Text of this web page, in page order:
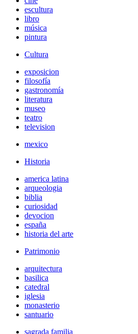
escultura
libro
música
pintura
Cultura
exposicion
filosofía
gastronomía
literatura
museo
teatro
television
mexico
Historia
america latina
arqueologia
biblia
curiosidad
devocion
españa
historia del arte
Patrimonio
arquitectura
basilica
catedral
iglesia
monasterio
santuario
sagrada familia